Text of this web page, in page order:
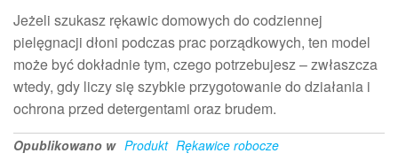
Jeżeli szukasz rękawic domowych do codziennej
pielęgnacji dłoni podczas prac porządkowych, ten model
może być dokładnie tym, czego potrzebujesz – zwłaszcza
wtedy, gdy liczy się szybkie przygotowanie do działania i
ochrona przed detergentami oraz brudem.
Opublikowano w Produkt Rękawice robocze